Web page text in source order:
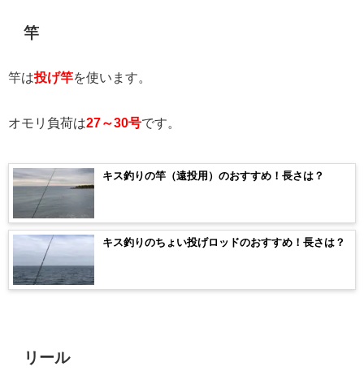
竿
竿は投げ竿を使います。
オモリ負荷は27～30号です。
キス釣りの竿（遠投用）のおすすめ！長さは？
キス釣りのちょい投げロッドのおすすめ！長さは？
リール